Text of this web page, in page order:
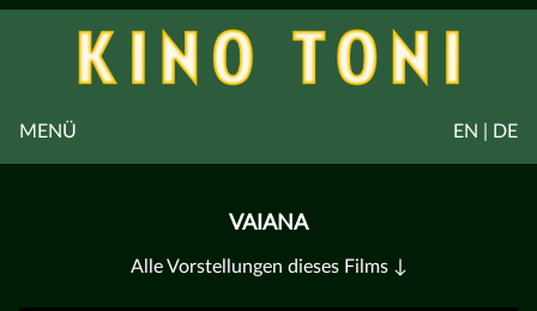
EN | DE
MENÜ
VAIANA
Alle Vorstellungen dieses Films ↓